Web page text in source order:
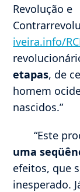
Revolução e
iveira.info/
etapas, de
homem
nascidos.”
“Este
uma
efeitos, que
inesperado.